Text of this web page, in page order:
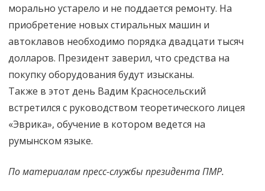
морально устарело и не поддается ремонту. На
приобретение новых стиральных машин и
автоклавов необходимо порядка двадцати тысяч
долларов. Президент заверил, что средства на
покупку оборудования будут изысканы.
Также в этот день Вадим Красносельский
встретился с руководством теоретического лицея
«Эврика», обучение в котором ведется на
румынском языке.
По материалам пресс-службы президента ПМР.